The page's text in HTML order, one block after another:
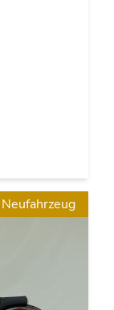
Neufahrzeug